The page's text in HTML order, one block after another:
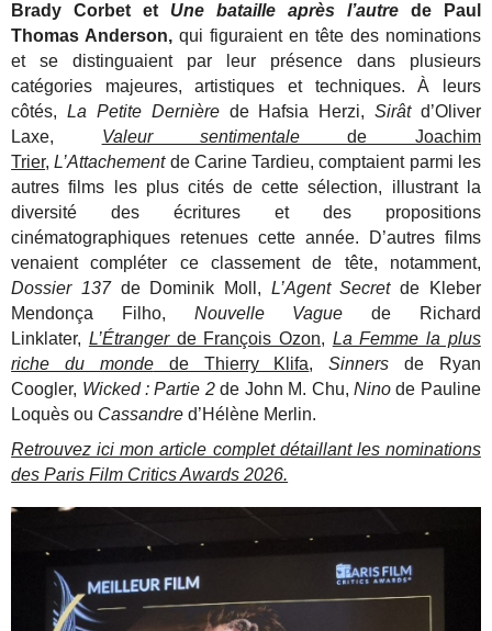
Brady Corbet et Une bataille après l’autrede Paul
Thomas Anderson,qui figuraient en tête des nominations
et se distinguaient par leur présence dans plusieurs
catégories majeures, artistiques et techniques. À leurs
côtés, La Petite Dernière de Hafsia Herzi,Sirâtd’Oliver
Laxe, Valeur sentimentale de Joachim
Trier,L’Attachement de Carine Tardieu, comptaient parmi les
autres films les plus cités de cette sélection, illustrant la
diversité des écritures et des propositions
cinématographiques retenues cette année. D’autres films
venaient compléter ce classement de tête, notamment,
Dossier 137de Dominik Moll, L’Agent Secretde Kleber
Mendonça Filho, Nouvelle Vaguede Richard
Linklater, L’Étrangerde François Ozon, La Femme la plus
riche du mondede Thierry Klifa,Sinnersde Ryan
Coogler, Wicked : Partie 2de John M. Chu, Nino de Pauline
Loquès ou Cassandred’Hélène Merlin.
Retrouvez ici mon article complet détaillant les nominations
des Paris Film Critics Awards 2026.